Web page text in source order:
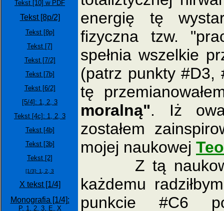
Tekst [10] w PDF
Tekst [8p/2]
Tekst [8p]
Tekst [7]
Tekst [7/2]
Tekst [7b]
Tekst [6/2]
[5/4]: 1, 2, 3
Tekst [4c]: 1, 2, 3
Tekst [4b]
Tekst [3b]
Tekst [2]
[1/3]: 1, 2, 3
X tekst [1/4]
Monografia [1/4]:
P, 1, 2, 3, E, X
energię tę
fizyczna tzw.
spełnia wszelkie
(patrz punkty #D3,
tę
moralną". Iż owa
zostałem
mojej naukowej
Z tą naukową
każdemu
punkcie #C6